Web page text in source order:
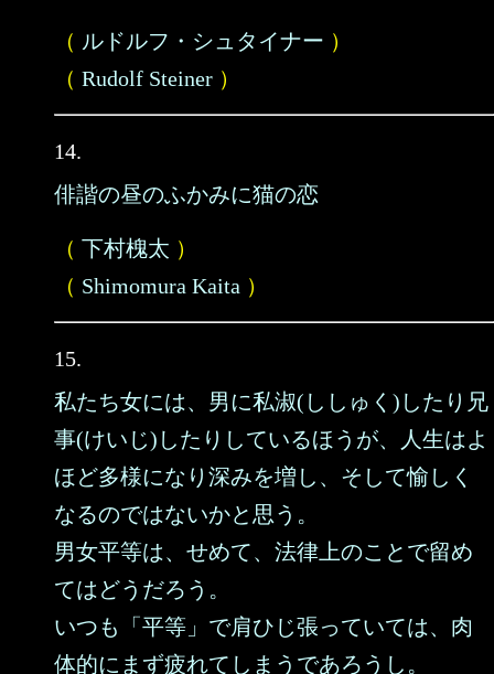
（ ルドルフ・シュタイナー ）
（ Rudolf Steiner ）
14.
俳諧の昼のふかみに猫の恋
（ 下村槐太 ）
（ Shimomura Kaita ）
15.
私たち女には、男に私淑(ししゅく)したり兄
事(けいじ)したりしているほうが、人生はよ
ほど多様になり深みを増し、そして愉しく
なるのではないかと思う。
男女平等は、せめて、法律上のことで留め
てはどうだろう。
いつも「平等」で肩ひじ張っていては、肉
体的にまず疲れてしまうであろうし。